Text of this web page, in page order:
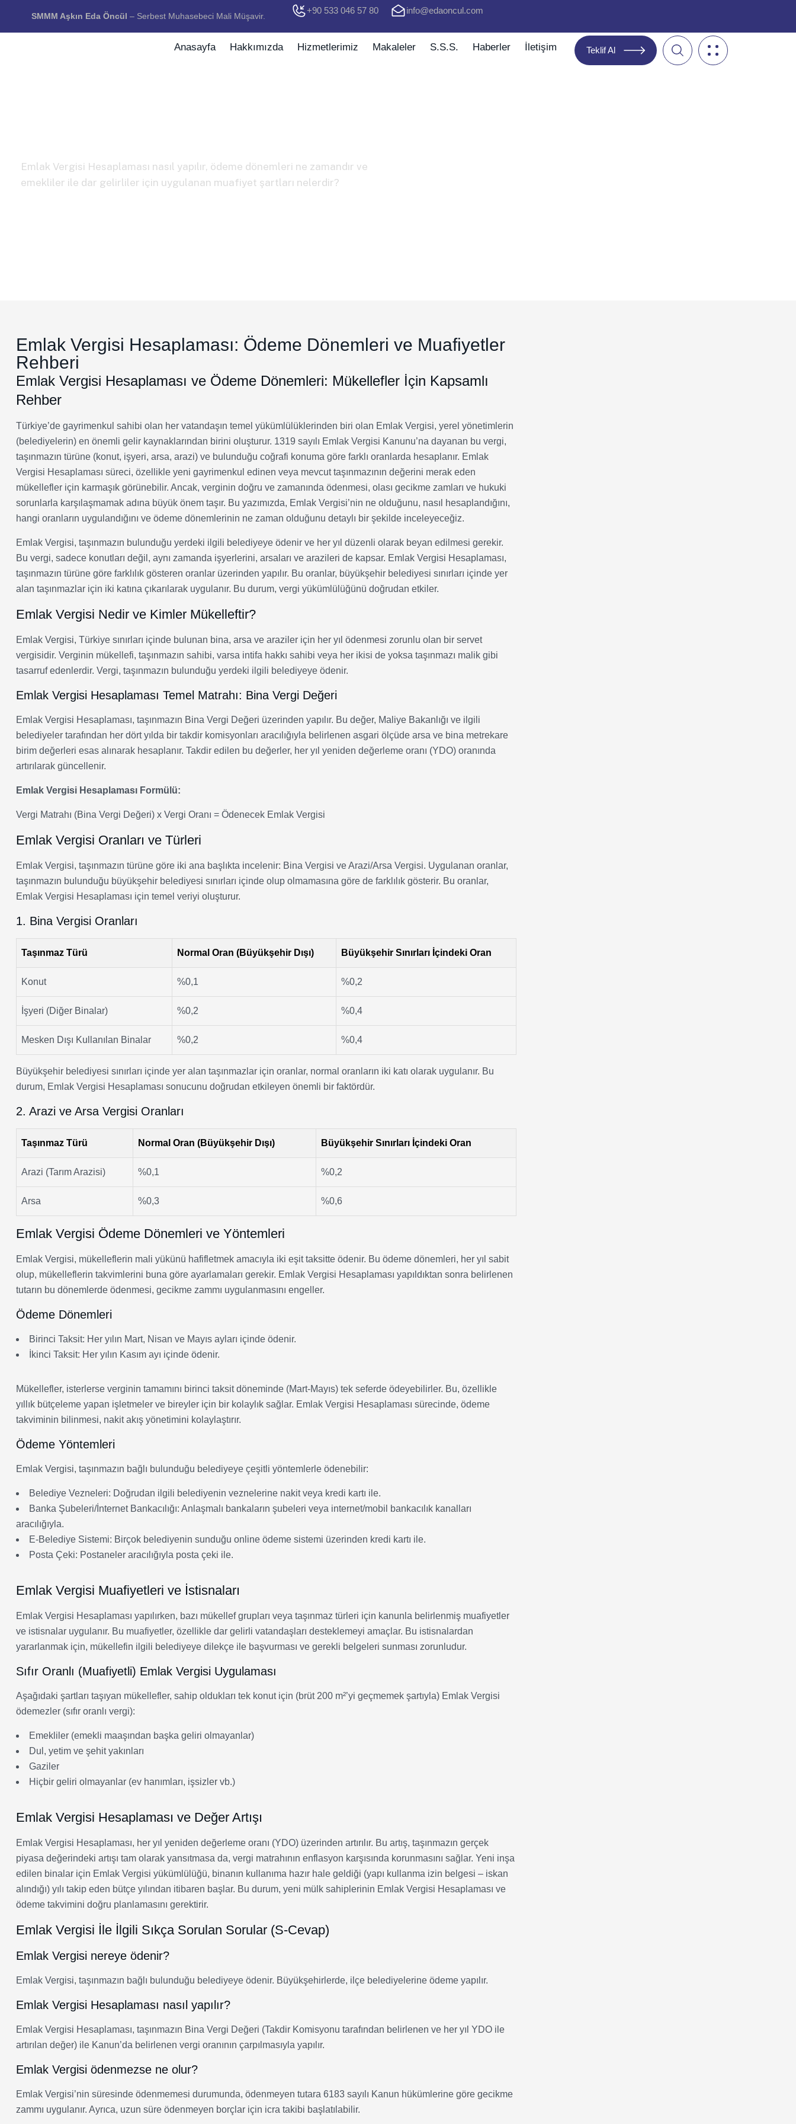
SMMM Aşkın Eda Öncül – Serbest Muhasebeci Mali Müşavir.
+90 533 046 57 80 info@edaoncul.com
Anasayfa Hakkımızda Hizmetlerimiz Makaleler S.S.S. Haberler İletişim Teklif Al
Emlak Vergisi Hesaplaması nasıl yapılır, ödeme dönemleri ne zamandır ve
emekliler ile dar gelirliler için uygulanan muafiyet şartları nelerdir?
Emlak Vergisi Hesaplaması: Ödeme Dönemleri ve Muafiyetler
Rehberi
Emlak Vergisi Hesaplaması ve Ödeme Dönemleri: Mükellefler İçin Kapsamlı
Rehber
Türkiye’de gayrimenkul sahibi olan her vatandaşın temel yükümlülüklerinden biri olan Emlak Vergisi, yerel yönetimlerin
(belediyelerin) en önemli gelir kaynaklarından birini oluşturur. 1319 sayılı Emlak Vergisi Kanunu’na dayanan bu vergi,
taşınmazın türüne (konut, işyeri, arsa, arazi) ve bulunduğu coğrafi konuma göre farklı oranlarda hesaplanır. Emlak
Vergisi Hesaplaması süreci, özellikle yeni gayrimenkul edinen veya mevcut taşınmazının değerini merak eden
mükellefler için karmaşık görünebilir. Ancak, verginin doğru ve zamanında ödenmesi, olası gecikme zamları ve hukuki
sorunlarla karşılaşmamak adına büyük önem taşır. Bu yazımızda, Emlak Vergisi’nin ne olduğunu, nasıl hesaplandığını,
hangi oranların uygulandığını ve ödeme dönemlerinin ne zaman olduğunu detaylı bir şekilde inceleyeceğiz.
Emlak Vergisi, taşınmazın bulunduğu yerdeki ilgili belediyeye ödenir ve her yıl düzenli olarak beyan edilmesi gerekir.
Bu vergi, sadece konutları değil, aynı zamanda işyerlerini, arsaları ve arazileri de kapsar. Emlak Vergisi Hesaplaması,
taşınmazın türüne göre farklılık gösteren oranlar üzerinden yapılır. Bu oranlar, büyükşehir belediyesi sınırları içinde yer
alan taşınmazlar için iki katına çıkarılarak uygulanır. Bu durum, vergi yükümlülüğünü doğrudan etkiler.
Emlak Vergisi Nedir ve Kimler Mükelleftir?
Emlak Vergisi, Türkiye sınırları içinde bulunan bina, arsa ve araziler için her yıl ödenmesi zorunlu olan bir servet
vergisidir. Verginin mükellefi, taşınmazın sahibi, varsa intifa hakkı sahibi veya her ikisi de yoksa taşınmazı malik gibi
tasarruf edenlerdir. Vergi, taşınmazın bulunduğu yerdeki ilgili belediyeye ödenir.
Emlak Vergisi Hesaplaması Temel Matrahı: Bina Vergi Değeri
Emlak Vergisi Hesaplaması, taşınmazın Bina Vergi Değeri üzerinden yapılır. Bu değer, Maliye Bakanlığı ve ilgili
belediyeler tarafından her dört yılda bir takdir komisyonları aracılığıyla belirlenen asgari ölçüde arsa ve bina metrekare
birim değerleri esas alınarak hesaplanır. Takdir edilen bu değerler, her yıl yeniden değerleme oranı (YDO) oranında
artırılarak güncellenir.
Emlak Vergisi Hesaplaması Formülü:
Vergi Matrahı (Bina Vergi Değeri) x Vergi Oranı = Ödenecek Emlak Vergisi
Emlak Vergisi Oranları ve Türleri
Emlak Vergisi, taşınmazın türüne göre iki ana başlıkta incelenir: Bina Vergisi ve Arazi/Arsa Vergisi. Uygulanan oranlar,
taşınmazın bulunduğu büyükşehir belediyesi sınırları içinde olup olmamasına göre de farklılık gösterir. Bu oranlar,
Emlak Vergisi Hesaplaması için temel veriyi oluşturur.
1. Bina Vergisi Oranları
Taşınmaz Türü Normal Oran (Büyükşehir Dışı) Büyükşehir Sınırları İçindeki Oran
Konut %0,1 %0,2
İşyeri (Diğer Binalar) %0,2 %0,4
Mesken Dışı Kullanılan Binalar %0,2 %0,4
Büyükşehir belediyesi sınırları içinde yer alan taşınmazlar için oranlar, normal oranların iki katı olarak uygulanır. Bu
durum, Emlak Vergisi Hesaplaması sonucunu doğrudan etkileyen önemli bir faktördür.
2. Arazi ve Arsa Vergisi Oranları
Taşınmaz Türü Normal Oran (Büyükşehir Dışı) Büyükşehir Sınırları İçindeki Oran
Arazi (Tarım Arazisi) %0,1 %0,2
Arsa %0,3 %0,6
Emlak Vergisi Ödeme Dönemleri ve Yöntemleri
Emlak Vergisi, mükelleflerin mali yükünü hafifletmek amacıyla iki eşit taksitte ödenir. Bu ödeme dönemleri, her yıl sabit
olup, mükelleflerin takvimlerini buna göre ayarlamaları gerekir. Emlak Vergisi Hesaplaması yapıldıktan sonra belirlenen
tutarın bu dönemlerde ödenmesi, gecikme zammı uygulanmasını engeller.
Ödeme Dönemleri
Birinci Taksit: Her yılın Mart, Nisan ve Mayıs ayları içinde ödenir.
İkinci Taksit: Her yılın Kasım ayı içinde ödenir.
Mükellefler, isterlerse verginin tamamını birinci taksit döneminde (Mart-Mayıs) tek seferde ödeyebilirler. Bu, özellikle
yıllık bütçeleme yapan işletmeler ve bireyler için bir kolaylık sağlar. Emlak Vergisi Hesaplaması sürecinde, ödeme
takviminin bilinmesi, nakit akış yönetimini kolaylaştırır.
Ödeme Yöntemleri
Emlak Vergisi, taşınmazın bağlı bulunduğu belediyeye çeşitli yöntemlerle ödenebilir:
Belediye Vezneleri: Doğrudan ilgili belediyenin veznelerine nakit veya kredi kartı ile.
Banka Şubeleri/İnternet Bankacılığı: Anlaşmalı bankaların şubeleri veya internet/mobil bankacılık kanalları
aracılığıyla.
E-Belediye Sistemi: Birçok belediyenin sunduğu online ödeme sistemi üzerinden kredi kartı ile.
Posta Çeki: Postaneler aracılığıyla posta çeki ile.
Emlak Vergisi Muafiyetleri ve İstisnaları
Emlak Vergisi Hesaplaması yapılırken, bazı mükellef grupları veya taşınmaz türleri için kanunla belirlenmiş muafiyetler
ve istisnalar uygulanır. Bu muafiyetler, özellikle dar gelirli vatandaşları desteklemeyi amaçlar. Bu istisnalardan
yararlanmak için, mükellefin ilgili belediyeye dilekçe ile başvurması ve gerekli belgeleri sunması zorunludur.
Sıfır Oranlı (Muafiyetli) Emlak Vergisi Uygulaması
Aşağıdaki şartları taşıyan mükellefler, sahip oldukları tek konut için (brüt 200 m²’yi geçmemek şartıyla) Emlak Vergisi
ödemezler (sıfır oranlı vergi):
Emekliler (emekli maaşından başka geliri olmayanlar)
Dul, yetim ve şehit yakınları
Gaziler
Hiçbir geliri olmayanlar (ev hanımları, işsizler vb.)
Emlak Vergisi Hesaplaması ve Değer Artışı
Emlak Vergisi Hesaplaması, her yıl yeniden değerleme oranı (YDO) üzerinden artırılır. Bu artış, taşınmazın gerçek
piyasa değerindeki artışı tam olarak yansıtmasa da, vergi matrahının enflasyon karşısında korunmasını sağlar. Yeni inşa
edilen binalar için Emlak Vergisi yükümlülüğü, binanın kullanıma hazır hale geldiği (yapı kullanma izin belgesi – iskan
alındığı) yılı takip eden bütçe yılından itibaren başlar. Bu durum, yeni mülk sahiplerinin Emlak Vergisi Hesaplaması ve
ödeme takvimini doğru planlamasını gerektirir.
Emlak Vergisi İle İlgili Sıkça Sorulan Sorular (S-Cevap)
Emlak Vergisi nereye ödenir?
Emlak Vergisi, taşınmazın bağlı bulunduğu belediyeye ödenir. Büyükşehirlerde, ilçe belediyelerine ödeme yapılır.
Emlak Vergisi Hesaplaması nasıl yapılır?
Emlak Vergisi Hesaplaması, taşınmazın Bina Vergi Değeri (Takdir Komisyonu tarafından belirlenen ve her yıl YDO ile
artırılan değer) ile Kanun’da belirlenen vergi oranının çarpılmasıyla yapılır.
Emlak Vergisi ödenmezse ne olur?
Emlak Vergisi’nin süresinde ödenmemesi durumunda, ödenmeyen tutara 6183 sayılı Kanun hükümlerine göre gecikme
zammı uygulanır. Ayrıca, uzun süre ödenmeyen borçlar için icra takibi başlatılabilir.